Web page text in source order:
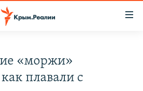
«моржи»
плавали с